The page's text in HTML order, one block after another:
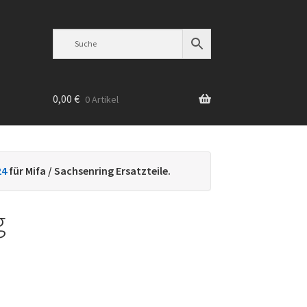
0,00 € 0 Artikel
für Mifa / Sachsenring Ersatzteile.